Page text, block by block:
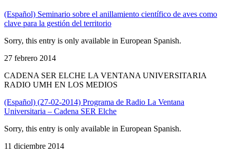
(Español) Seminario sobre el anillamiento científico de aves como
clave para la gestión del territorio
Sorry, this entry is only available in European Spanish.
27 febrero 2014
CADENA SER ELCHE LA VENTANA UNIVERSITARIA
RADIO UMH EN LOS MEDIOS
(Español) (27-02-2014) Programa de Radio La Ventana
Universitaria – Cadena SER Elche
Sorry, this entry is only available in European Spanish.
11 diciembre 2014